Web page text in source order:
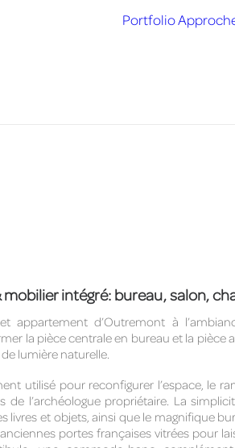
Portfolio
intégré: bureau, salon,
appartement d’Outremont à
la pièce centrale en bureau et la pièce
de lumière naturelle.
utilisé pour reconfigurer l’espace, le
de l’archéologue propriétaire. La
livres et objets, ainsi que le magnifique
portes françaises vitrées pour